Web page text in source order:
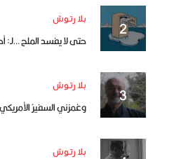
بلا رتوش
حتى لا يفسد الملح …لـ:
بلا رتوش
وغمزني السفيرُ
بلا رتوش